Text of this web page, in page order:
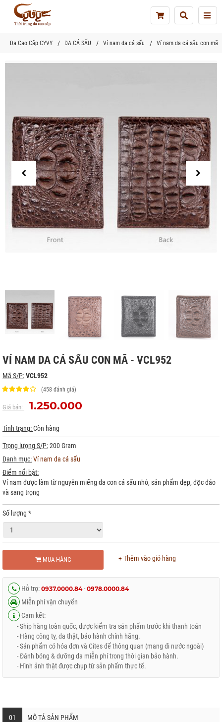
Da Cao Cấp CYVY DA CÁ SẤU Ví nam da cá sấu Ví nam da cá sấu con mã -
VÍ NAM DA CÁ SẤU CON MÃ - VCL952
Mã S/P:VCL952
(458 đánh giá)
Giá bán: 1.250.000
Tình trạng:Còn hàng
Trọng lượng S/P:200 Gram
Danh mục:Ví nam da cá sấu
Điểm nổi bật:
Ví nam được làm từ nguyên miếng da con cá sấu nhỏ, sản phẩm đẹp, độc đáo
và sang trọng
Số lượng *
MUA HÀNG + Thêm vào giỏ hàng
Hỗ trợ: 0937.0000.84- 0978.0000.84
Miễn phí vận chuyển
Cam kết:
- Ship hàng toàn quốc, được kiểm tra sản phẩm trước khi thanh toán
- Hàng công ty, da thật, bảo hành chính hãng.
- Sản phẩm có hóa đơn và Cites để thông quan (mang đi nước ngoài)
- Đánh bóng & dưỡng da miễn phí trong thời gian bảo hành.
- Hình ảnh thật được chụp từ sản phẩm thực tế.
01 MÔ TẢ SẢN PHẨM